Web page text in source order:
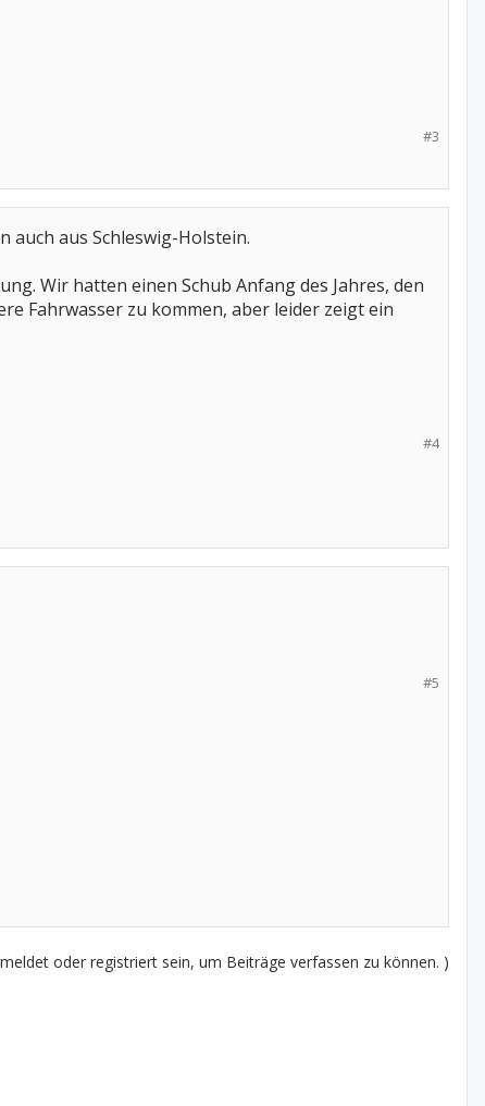
#3
auch aus Schleswig-Holstein.
Wir hatten einen Schub Anfang des Jahres, den
Fahrwasser zu kommen, aber leider zeigt ein
#4
#5
oder registriert sein, um Beiträge verfassen zu können. )